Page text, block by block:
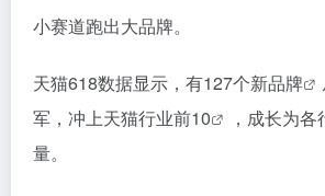
小赛道跑出大品牌。
天猫618数据显示，有127个新品牌
军，冲上天猫行业前10
，成长为
量。